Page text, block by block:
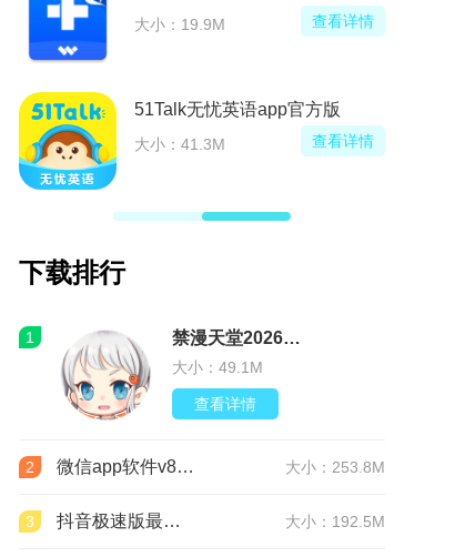
大小：19.9M 查看详情
51Talk无忧英语app官方版
大小：41.3M 查看详情
下载排行
1 禁漫天堂2026最新版安装包(JMComic3)v2.0.30安卓版
大小：49.1M
查看详情
2 微信app软件v8.0.76 官方版 大小：253.8M
3 抖音极速版最新版本官方版2026v39.9.0安卓版 大小：192.5M